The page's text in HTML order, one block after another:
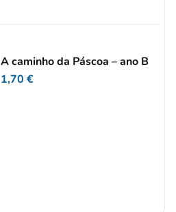
A caminho da Páscoa – ano B
1,70€